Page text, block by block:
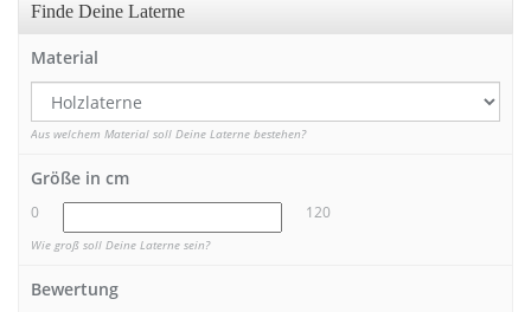
Finde Deine Laterne
Material
Aus welchem Material soll Deine Laterne bestehen?
Größe in cm
0 120
Wie groß soll Deine Laterne sein?
Bewertung